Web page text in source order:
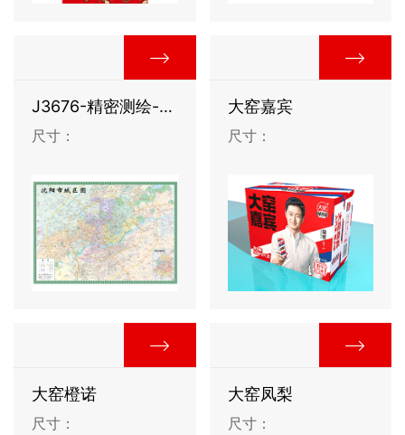
J3676-精密测绘-沈
尺寸：
大窑嘉宾
尺寸：
大窑橙诺
尺寸：
大窑凤梨
尺寸：